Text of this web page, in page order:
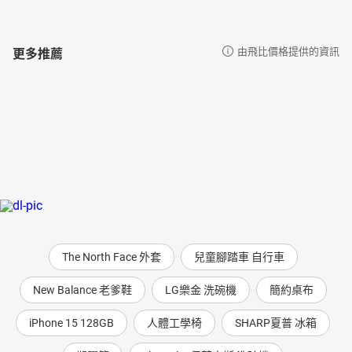
──駭客入侵系統、資訊入侵人腦
27.深度
28.情緒控制有容乃大
──抱怨是創業的雙面刃
29.借力使力
──熟悉所屬產業後，物換星移就可賺錢
30.行銷是一種議題操作
──創業的人都要學會議題操作
31.動機與行動
更多推薦 由飛比價格提供的資訊
The North Face 外套 兒童腳踏車 自行車
New Balance 老爹鞋 LG樂金 洗碗機 簡約桌布
iPhone 15 128GB 人體工學椅 SHARP夏普 冰箱